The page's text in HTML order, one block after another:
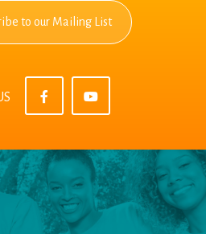
to our Mailing List